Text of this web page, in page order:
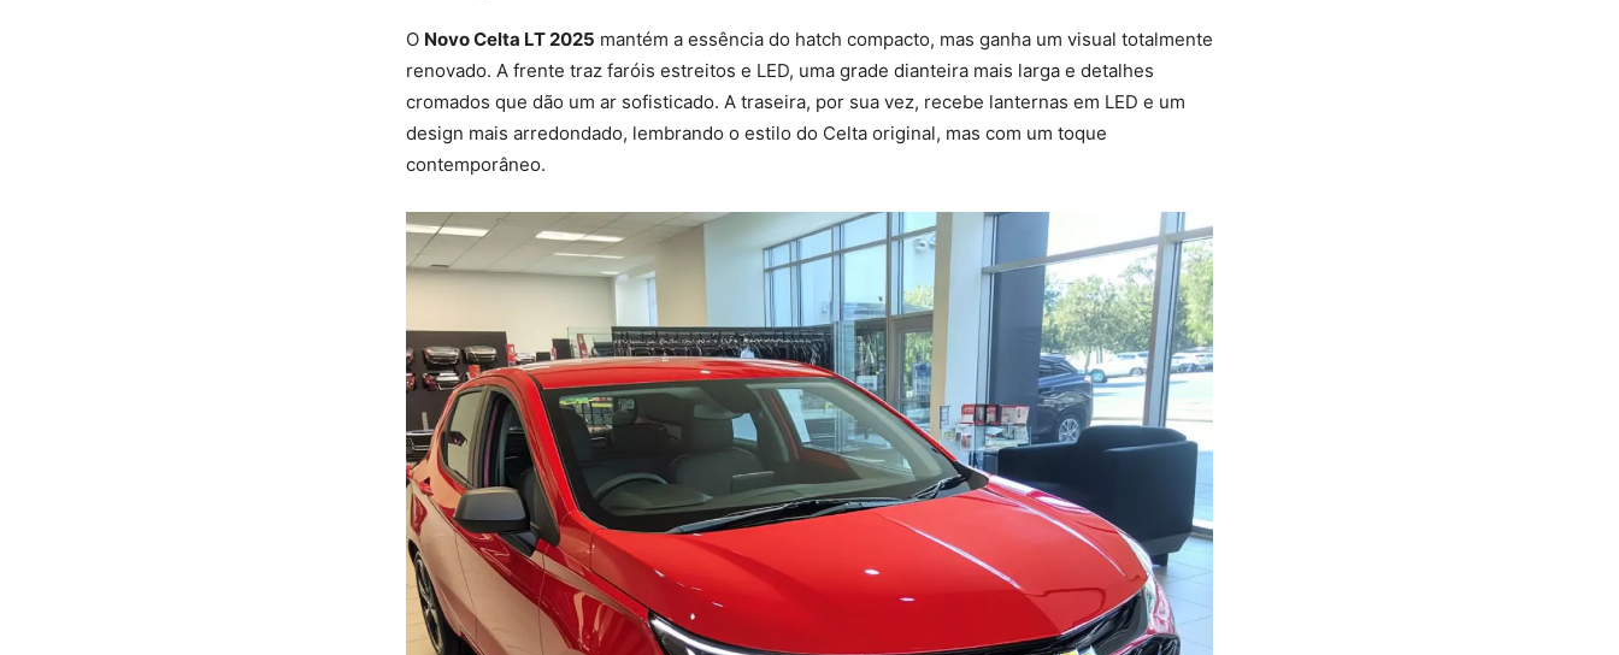
O Novo Celta LT 2025 mantém a essência do hatch compacto, mas ganha um visual totalmente
renovado. A frente traz faróis estreitos e LED, uma grade dianteira mais larga e detalhes
cromados que dão um ar sofisticado. A traseira, por sua vez, recebe lanternas em LED e um
design mais arredondado, lembrando o estilo do Celta original, mas com um toque
contemporâneo.